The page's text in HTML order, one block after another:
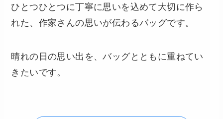
ひとつひとつに丁寧に思いを込めて大切に作ら
れた、作家さんの思いが伝わるバッグです。
晴れの日の思い出を、バッグとともに重ねてい
きたいです。